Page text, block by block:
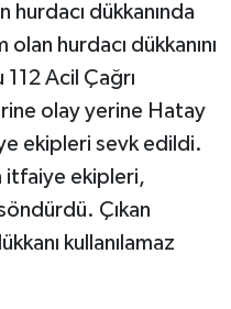
hurdacı dükkanında
hurdacı dükkanını
Acil Çağrı
olay yerine Hatay
ekipleri sevk edildi.
itfaiye ekipleri,
Çıkan
kullanılamaz